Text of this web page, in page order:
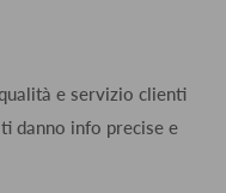
e servizio clienti
danno info precise e